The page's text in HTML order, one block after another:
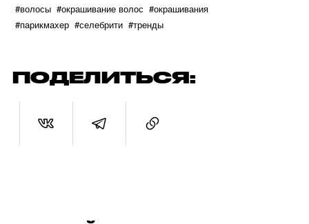
#волосы #окрашивание волос #окрашивания
#парикмахер #селебрити #тренды
ПОДЕЛИТЬСЯ: